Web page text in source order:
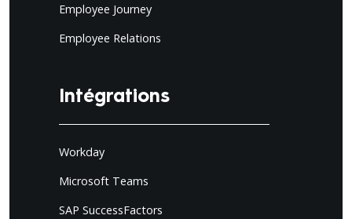
Employee Journey
Employee Relations
Intégrations
Workday
Microsoft Teams
SAP SuccessFactors